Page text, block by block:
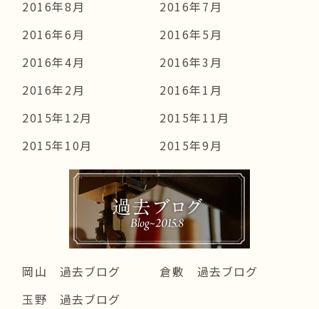
2016年8月
2016年7月
2016年6月
2016年5月
2016年4月
2016年3月
2016年2月
2016年1月
2015年12月
2015年11月
2015年10月
2015年9月
岡山 過去ブログ
倉敷 過去ブログ
玉野 過去ブログ